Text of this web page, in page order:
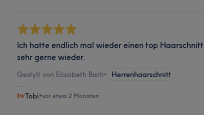
Ich hatte endlich mal wieder einen top
sehr gerne wieder.
Gestylt von Elisabeth Barti• Herrenhaarschnitt
Tobi•vor etwa 2 Monaten